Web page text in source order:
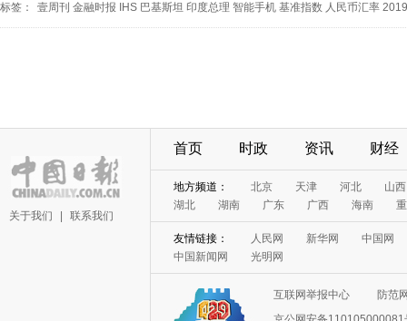
标签： 壹周刊 金融时报 IHS 巴基斯坦 印度总理 智能手机 基准指数 人民币汇率
关于我们 联系我们
首页 时政 资讯 财经
地方频道： 北京 天津 河北
山西
湖北
湖南 广东 广西 海南
友情链接： 人民网 新华网
中国网
中国新闻网
光明网
互联网举报中心
防范